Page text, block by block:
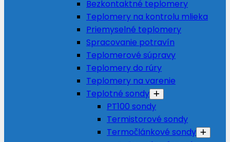
Bezkontaktné teplomery
Teplomery na kontrolu mlieka
Priemyselné teplomery
Spracovanie potravín
Teplomerové súpravy
Teplomery do rúry
Teplomery na varenie
Teplotné sondy
PT100 sondy
Termistorové sondy
Termočlánkové sondy